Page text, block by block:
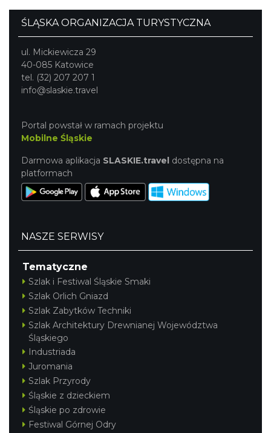
ŚLĄSKA ORGANIZACJA TURYSTYCZNA
ul. Mickiewicza 29
40-085 Katowice
tel. (32) 207 207 1
info@slaskie.travel
Portal powstał w ramach projektu
Mobilne Śląskie
Darmowa aplikacja SLASKIE.travel dostępna na
platformach
NASZE SERWISY
Tematyczne
Szlak i Festiwal Śląskie Smaki
Szlak Orlich Gniazd
Szlak Zabytków Techniki
Szlak Architektury Drewnianej Województwa
Śląskiego
Industriada
Juromania
Szlak Przyrody
Śląskie z dzieckiem
Śląskie po zdrowie
Festiwal Górnej Odry